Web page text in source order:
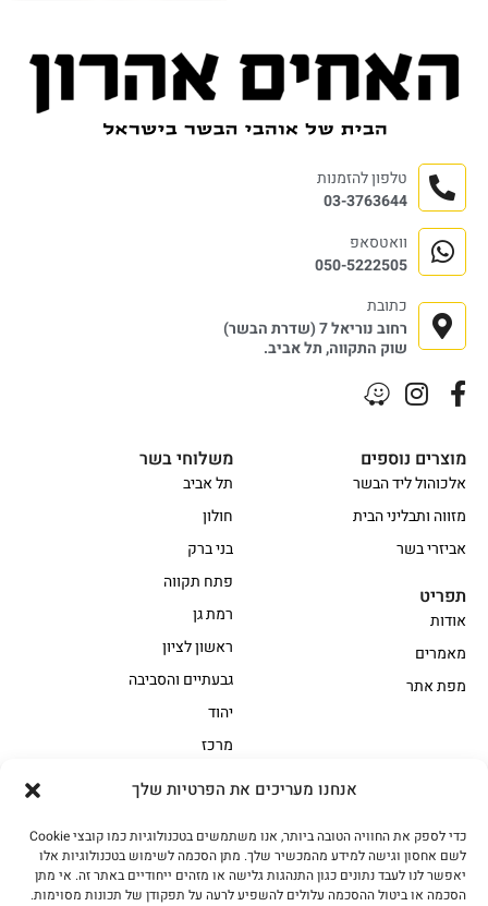
אנחנו מעריכים את הפרטיות שלך
כדי לספק את החוויה הטובה ביותר, אנו משתמשים בטכנולוגיות כמו קובצי Cookie
לשם אחסון וגישה למידע מהמכשיר שלך. מתן הסכמה לשימוש בטכנולוגיות אלו
יאפשר לנו לעבד נתונים כגון התנהגות גלישה או מזהים ייחודיים באתר זה. אי מתן
הסכמה או ביטול ההסכמה עלולים להשפיע לרעה על תפקודן של תכונות מסוימות.
אווז
בשר בקר משובח
בשר בקר עגלה משובח
בשר למעשנת
משלוחי בשר
תל אביב
חולון
בני ברק
פתח תקווה
רמת גן
ראשון לציון
גבעתיים והסביבה
יהוד
מרכז
מוצרים נוספים
אלכוהול ליד הבשר
מזווה ותבליני הבית
אביזרי בשר
תפריט
אודות
מאמרים
מפת אתר
טלפון להזמנות
03-3763644
וואטסאפ
050-5222505
כתובת
רחוב נוריאל 7 (שדרת הבשר)
שוק התקווה, תל אביב.